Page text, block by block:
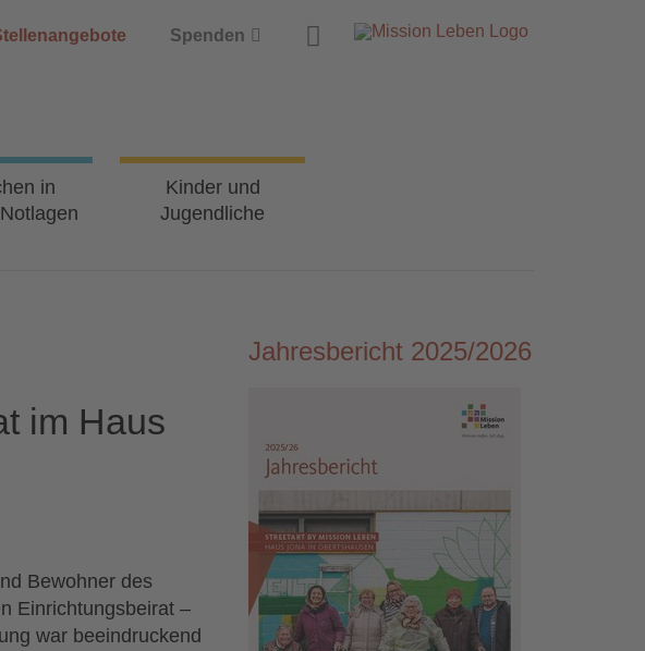
Spenden Suche
in
Kinder und
Jugendliche
im Haus
Bewohner des
Einrichtungsbeirat –
war beeindruckend
Jahresbericht 2025/2026